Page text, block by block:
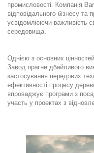
промисловості. Компанія
відповідального бізнесу та
усвідомлюючи важливість
середовища.
Однією з основних
Завод прагне дбайливого
застосування передових
ефективності процесу
впроваджує програми з
участь у проектах з